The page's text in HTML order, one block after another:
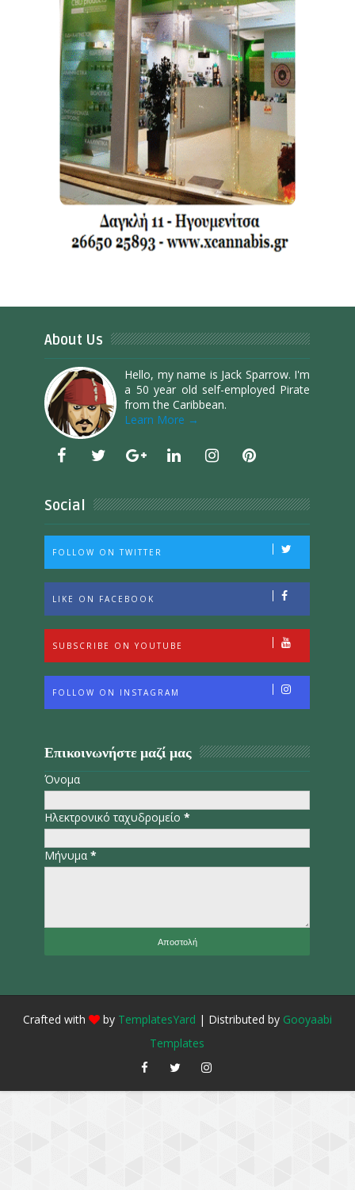
About Us
Hello, my name is Jack Sparrow. I'm
a 50 year old self-employed Pirate
from the Caribbean.
Learn More →
Social
FOLLOW ON TWITTER
LIKE ON FACEBOOK
SUBSCRIBE ON YOUTUBE
FOLLOW ON INSTAGRAM
Επικοινωνήστε μαζί μας
Όνομα
Ηλεκτρονικό ταχυδρομείο*
Μήνυμα*
Crafted with by TemplatesYard | Distributed by Gooyaabi
Templates